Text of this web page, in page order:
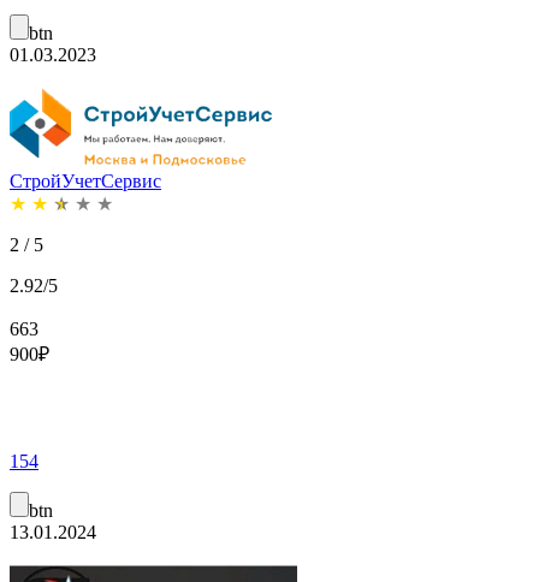
btn
01.03.2023
СтройУчетСервис
★ ★ ★ ★ ★
2 / 5
2.92/5
663
900₽
154
btn
13.01.2024